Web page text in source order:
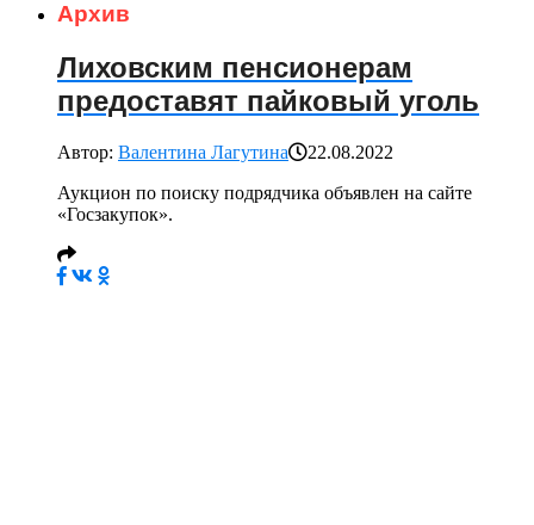
Архив
Лиховским пенсионерам
предоставят пайковый уголь
Автор: Валентина Лагутина
22.08.2022
Аукцион по поиску подрядчика объявлен на сайте
«Госзакупок».